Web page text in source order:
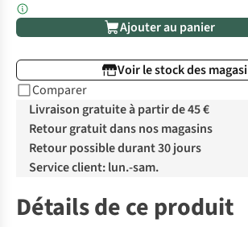
Ajouter au panier
Voir le stock des
Comparer
Livraison gratuite à partir de 45 €
Retour gratuit dans nos magasins
Retour possible durant 30 jours
Service client: lun.-sam.
Détails de ce produit